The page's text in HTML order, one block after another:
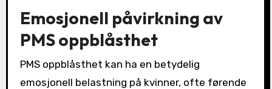
Emosjonell påvirkning av
PMS oppblåsthet
PMS oppblåsthet kan ha en betydelig
emosjonell belastning på kvinner, ofte førende